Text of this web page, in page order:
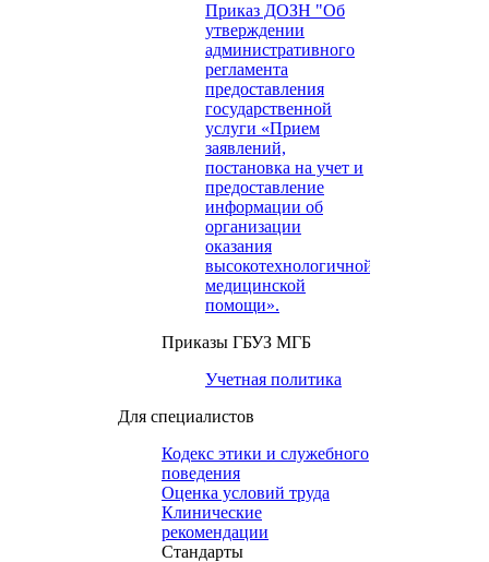
Приказ ДОЗН "Об
утверждении
административного
регламента
предоставления
государственной
услуги «Прием
заявлений,
постановка на учет и
предоставление
информации об
организации
оказания
высокотехнологичной
медицинской
помощи».
Приказы ГБУЗ МГБ
Учетная политика
Для специалистов
Кодекс этики и служебного
поведения
Оценка условий труда
Клинические
рекомендации
Cтандарты